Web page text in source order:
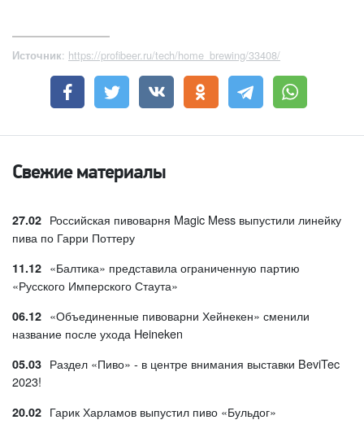
Источник: https://profibeer.ru/tech/home_brewing/33408/
Свежие материалы
27.02 Российская пивоварня Magic Mess выпустили линейку
пива по Гарри Поттеру
11.12 «Балтика» представила ограниченную партию
«Русского Имперского Стаута»
06.12 «Объединенные пивоварни Хейнекен» сменили
название после ухода Heineken
05.03 Раздел «Пиво» - в центре внимания выставки BeviTec
2023!
20.02 Гарик Харламов выпустил пиво «Бульдог»